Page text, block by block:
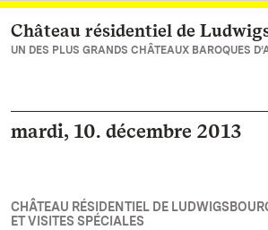
Vers la page d’accueil
Château résidentiel de
UN DES PLUS GRANDS CHÂTEAUX BAROQUES
mardi, 10. décembre 2013
CHÂTEAU RÉSIDENTIEL DE
ET VISITES SPÉCIALES